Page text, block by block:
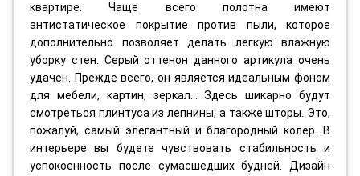
квартире. Чаще всего полотна имеют
антистатическое покрытие против пыли, которое
дополнительно позволяет делать легкую влажную
уборку стен. Серый оттенон данного артикула очень
удачен. Прежде всего, он является идеальным фоном
для мебели, картин, зеркал... Здесь шикарно будут
смотреться плинтуса из лепнины, а также шторы. Это,
пожалуй, самый элегантный и благородный колер. В
интерьере вы будете чувствовать стабильность и
успокоенность после сумасшедших будней. Дизайн